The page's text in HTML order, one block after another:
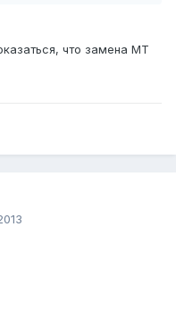
что замена МТ